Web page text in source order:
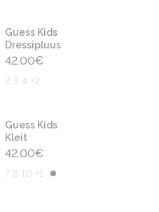
Guess Kids
Dressipluus
42.00€
2 3 4 +2
Guess Kids
Kleit
42.00€
7 8 10 +1